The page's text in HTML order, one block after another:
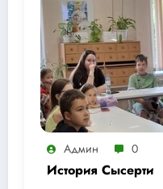
Админ 0
История Сысерти